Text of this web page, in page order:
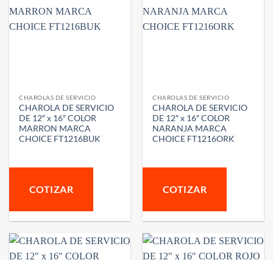
CHAROLAS DE SERVICIO
CHAROLA DE SERVICIO
DE 12″ x 16″ COLOR
MARRON MARCA
CHOICE FT1216BUK
COTIZAR
CHAROLAS DE SERVICIO
CHAROLA DE SERVICIO
DE 12″ x 16″ COLOR
NARANJA MARCA
CHOICE FT1216ORK
COTIZAR